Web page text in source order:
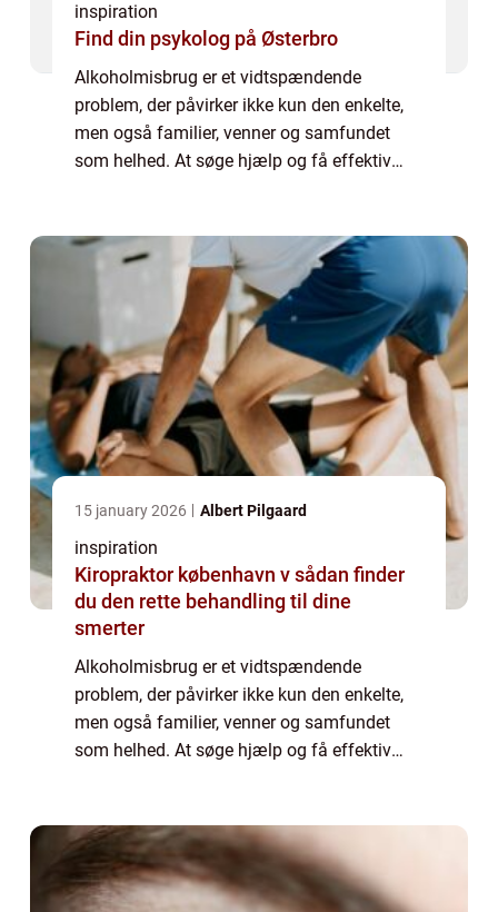
inspiration
Find din psykolog på Østerbro
Alkoholmisbrug er et vidtspændende
problem, der påvirker ikke kun den enkelte,
men også familier, venner og samfundet
som helhed. At søge hjælp og få effektiv
mønstre. I den...
15 january 2026 Albert Pilgaard
inspiration
Kiropraktor københavn v sådan finder
du den rette behandling til dine
smerter
Alkoholmisbrug er et vidtspændende
problem, der påvirker ikke kun den enkelte,
men også familier, venner og samfundet
som helhed. At søge hjælp og få effektiv
mønstre. I den...